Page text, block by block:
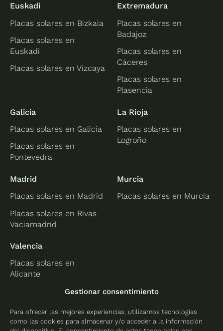
Gestionar consentimiento
Para ofrecer las mejores experiencias, utilizamos tecnologías
como las cookies para almacenar y/o acceder a la información
Euskadi
Placas solares en Bizkaia
Placas solares en
Euskadi
Placas solares en Vizcaya
Extremadura
Placas solares en
Badajoz
Placas solares en
Cáceres
Placas solares en
Plasencia
Galicia
Placas solares en Galicia
Placas solares en
Pontevedra
La Rioja
Placas solares en
Logroño
Madrid
Placas solares en Madrid
Placas solares en Rivas
Vaciamadrid
Murcia
Placas solares en Murcia
Valencia
Placas solares en
Alicante
Placas solares en
Placas solares en